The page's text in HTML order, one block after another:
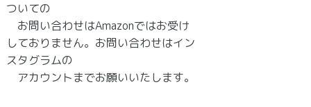
ついての
お問い合わせはAmazonではお受け
しておりません。お問い合わせはイン
スタグラムの
アカウントまでお願いいたします。